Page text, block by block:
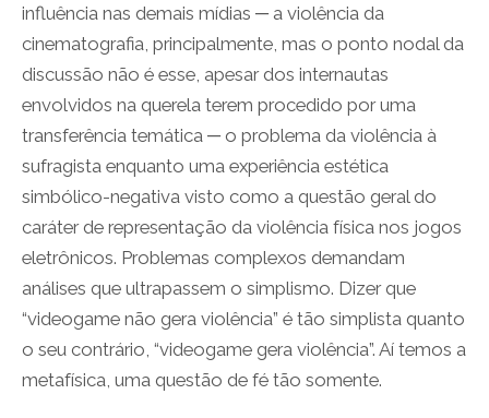
influência nas demais mídias ─ a violência da
cinematografia, principalmente, mas o ponto nodal da
discussão não é esse, apesar dos internautas
envolvidos na querela terem procedido por uma
transferência temática ─ o problema da violência à
sufragista enquanto uma experiência estética
simbólico-negativa visto como a questão geral do
caráter de representação da violência física nos jogos
eletrônicos. Problemas complexos demandam
análises que ultrapassem o simplismo. Dizer que
“videogame não gera violência” é tão simplista quanto
o seu contrário, “videogame gera violência”. Aí temos a
metafísica, uma questão de fé tão somente.